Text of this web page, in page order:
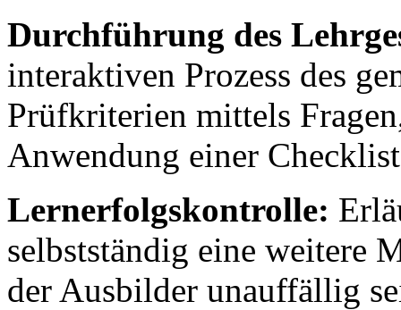
Durchführung des
interaktiven Prozess des
Prüfkriterien mittels
Anwendung einer
Lernerfolgskontrolle:
selbstständig eine weitere
der Ausbilder unauffällig